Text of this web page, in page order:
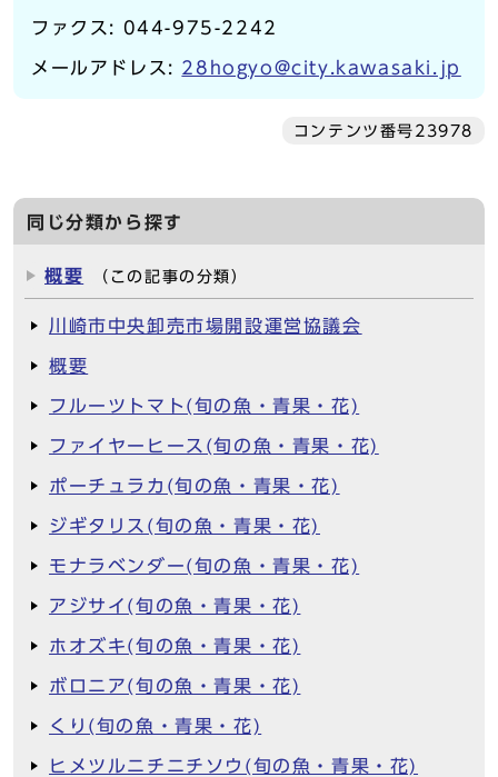
ファクス: 044-975-2242
メールアドレス: 28hogyo@city.kawasaki.jp
コンテンツ番号23978
同じ分類から探す
概要 （この記事の分類）
川崎市中央卸売市場開設運営協議会
概要
フルーツトマト(旬の魚・青果・花)
ファイヤーヒース(旬の魚・青果・花)
ポーチュラカ(旬の魚・青果・花)
ジギタリス(旬の魚・青果・花)
モナラベンダー(旬の魚・青果・花)
アジサイ(旬の魚・青果・花)
ホオズキ(旬の魚・青果・花)
ボロニア(旬の魚・青果・花)
くり(旬の魚・青果・花)
ヒメツルニチニチソウ(旬の魚・青果・花)